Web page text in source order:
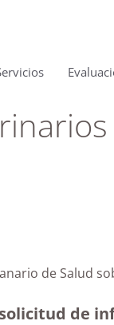
de Salud
de